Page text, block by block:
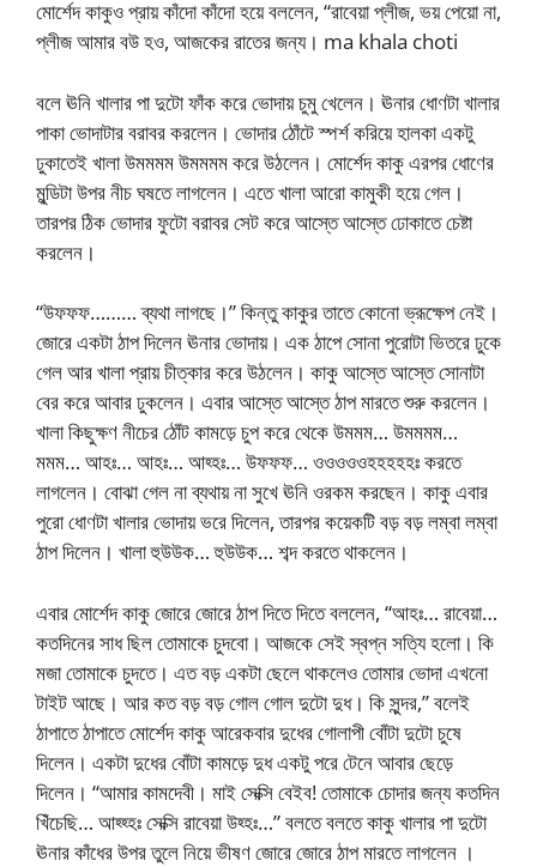
মোর্শেদ কাকুও প্রায় কাঁদো কাঁদো হয়ে বললেন, “রাবেয়া প্লীজ, ভয় পেয়ো না,
প্লীজ আমার বউ হও, আজকের রাতের জন্য। ma khala choti
বলে ঊনি খালার পা দুটো ফাঁক করে ভোদায় চুমু খেলেন। ঊনার ধোণটা খালার
পাকা ভোদাটার বরাবর করলেন। ভোদার ঠোঁটে স্পর্শ করিয়ে হালকা একটু
ঢুকাতেই খালা উমমমম উমমমম করে উঠলেন। মোর্শেদ কাকু এরপর ধোণের
মুন্ডিটা উপর নীচ ঘষতে লাগলেন। এতে খালা আরো কামুকী হয়ে গেল।
তারপর ঠিক ভোদার ফুটো বরাবর সেট করে আস্তে আস্তে ঢোকাতে চেষ্টা
করলেন।
“উফফফ……… ব্যথা লাগছে।” কিন্তু কাকুর তাতে কোনো ভ্রূক্ষেপ নেই।
জোরে একটা ঠাপ দিলেন ঊনার ভোদায়। এক ঠাপে সোনা পুরোটা ভিতরে ঢুকে
গেল আর খালা প্রায় চীত্কার করে উঠলেন। কাকু আস্তে আস্তে সোনাটা
বের করে আবার ঢুকলেন। এবার আস্তে আস্তে ঠাপ মারতে শুরু করলেন।
খালা কিছুক্ষণ নীচের ঠোঁট কামড়ে চুপ করে থেকে উমমম… উমমমম…
মমম… আহঃ… আহঃ… আহ্হঃ… উফফফ… ওওওওওহহহহহঃ করতে
লাগলেন। বোঝা গেল না ব্যথায় না সুখে ঊনি ওরকম করছেন। কাকু এবার
পুরো ধোণটা খালার ভোদায় ভরে দিলেন, তারপর কয়েকটি বড় বড় লম্বা লম্বা
ঠাপ দিলেন। খালা হুউউক… হুউউক… শব্দ করতে থাকলেন।
এবার মোর্শেদ কাকু জোরে জোরে ঠাপ দিতে দিতে বললেন, “আহঃ… রাবেয়া…
কতদিনের সাধ ছিল তোমাকে চুদবো। আজকে সেই স্বপ্ন সত্যি হলো। কি
মজা তোমাকে চুদতে। এত বড় একটা ছেলে থাকলেও তোমার ভোদা এখনো
টাইট আছে। আর কত বড় বড় গোল গোল দুটো দুধ। কি সুন্দর,” বলেই
ঠাপাতে ঠাপাতে মোর্শেদ কাকু আরেকবার দুধের গোলাপী বোঁটা দুটো চুষে
দিলেন। একটা দুধের বোঁটা কামড়ে দুধ একটু পরে টেনে আবার ছেড়ে
দিলেন। “আমার কামদেবী। মাই সেক্সি বেইব! তোমাকে চোদার জন্য কতদিন
খিঁচেছি… আহ্হ্হঃ সেক্সি রাবেয়া উহ্হঃ…” বলতে বলতে কাকু খালার পা দুটো
ঊনার কাঁধের উপর তুলে নিয়ে ভীষণ জোরে জোরে ঠাপ মারতে লাগলেন ।